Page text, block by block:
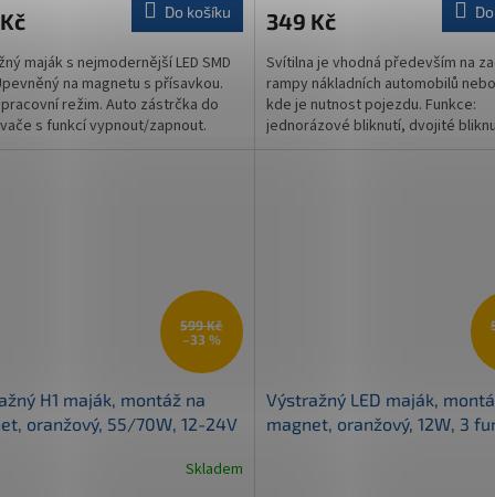
Do košíku
maják s nejmodernější LED SMD
na magnetu s přísavkou.
režim. Auto zástrčka do
s funkcí vypnout/zapnout.
349 Kč
Svítilna je vhodná především na
rampy nákladních automobilů
kde je nutnost pojezdu. Funkce:
jednorázové bliknutí, dvojité
599 Kč
–33 %
H1 maják, montáž na
oranžový, 55/70W, 12-24V
Skladem
Výstražný LED maják,
magnet, oranžový, 12W, 3